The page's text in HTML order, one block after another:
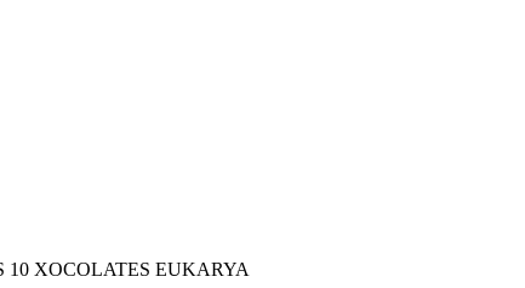
10 XOCOLATES EUKARYA